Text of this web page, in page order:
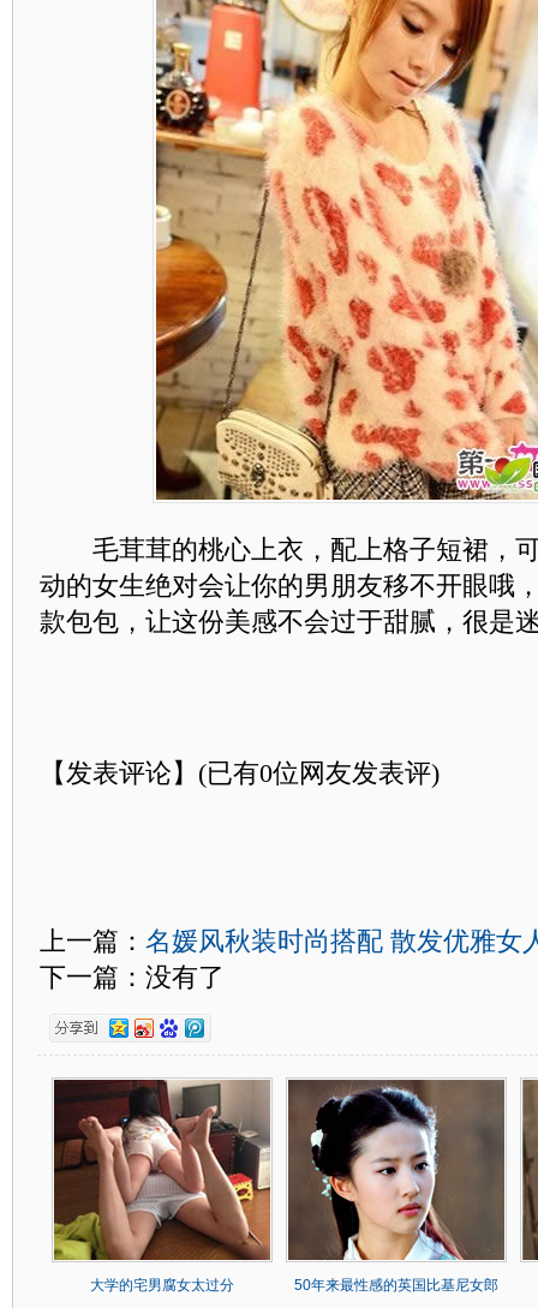
毛茸茸的桃心上衣，配上格子短裙，
动的女生绝对会让你的男朋友移不开眼哦
款包包，让这份美感不会过于甜腻，很是
【发表评论】(已有0位网友发表评)
上一篇： 名媛风秋装时尚搭配 散发优雅女
下一篇：没有了
大学的宅男腐女太过分 50年来最性感的英国比基尼女郎